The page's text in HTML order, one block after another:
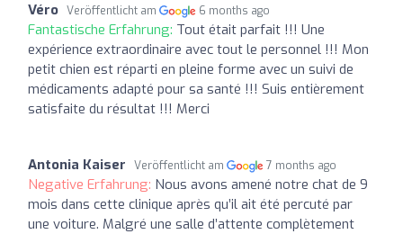
Véro Veröffentlicht am 6 months ago
Fantastische Erfahrung: Tout était parfait !!! Une
expérience extraordinaire avec tout le personnel !!! Mon
petit chien est réparti en pleine forme avec un suivi de
médicaments adapté pour sa santé !!! Suis entièrement
satisfaite du résultat !!! Merci
Antonia Kaiser Veröffentlicht am 7 months ago
Negative Erfahrung: Nous avons amené notre chat de 9
mois dans cette clinique après qu’il ait été percuté par
une voiture. Malgré une salle d’attente complètement